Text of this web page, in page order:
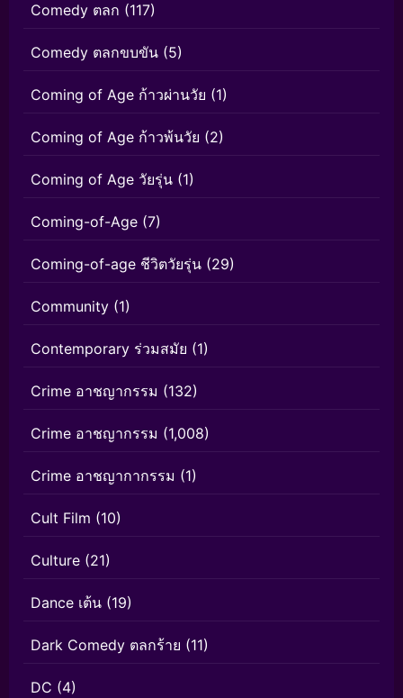
Comedy ตลก (117)
Comedy ตลกขบขัน (5)
Coming of Age ก้าวผ่านวัย (1)
Coming of Age ก้าวพ้นวัย (2)
Coming of Age วัยรุ่น (1)
Coming-of-Age (7)
Coming-of-age ชีวิตวัยรุ่น (29)
Community (1)
Contemporary ร่วมสมัย (1)
Crime อาชญากรรม (132)
Crime อาชญากรรม (1,008)
Crime อาชญากากรรม (1)
Cult Film (10)
Culture (21)
Dance เต้น (19)
Dark Comedy ตลกร้าย (11)
DC (4)